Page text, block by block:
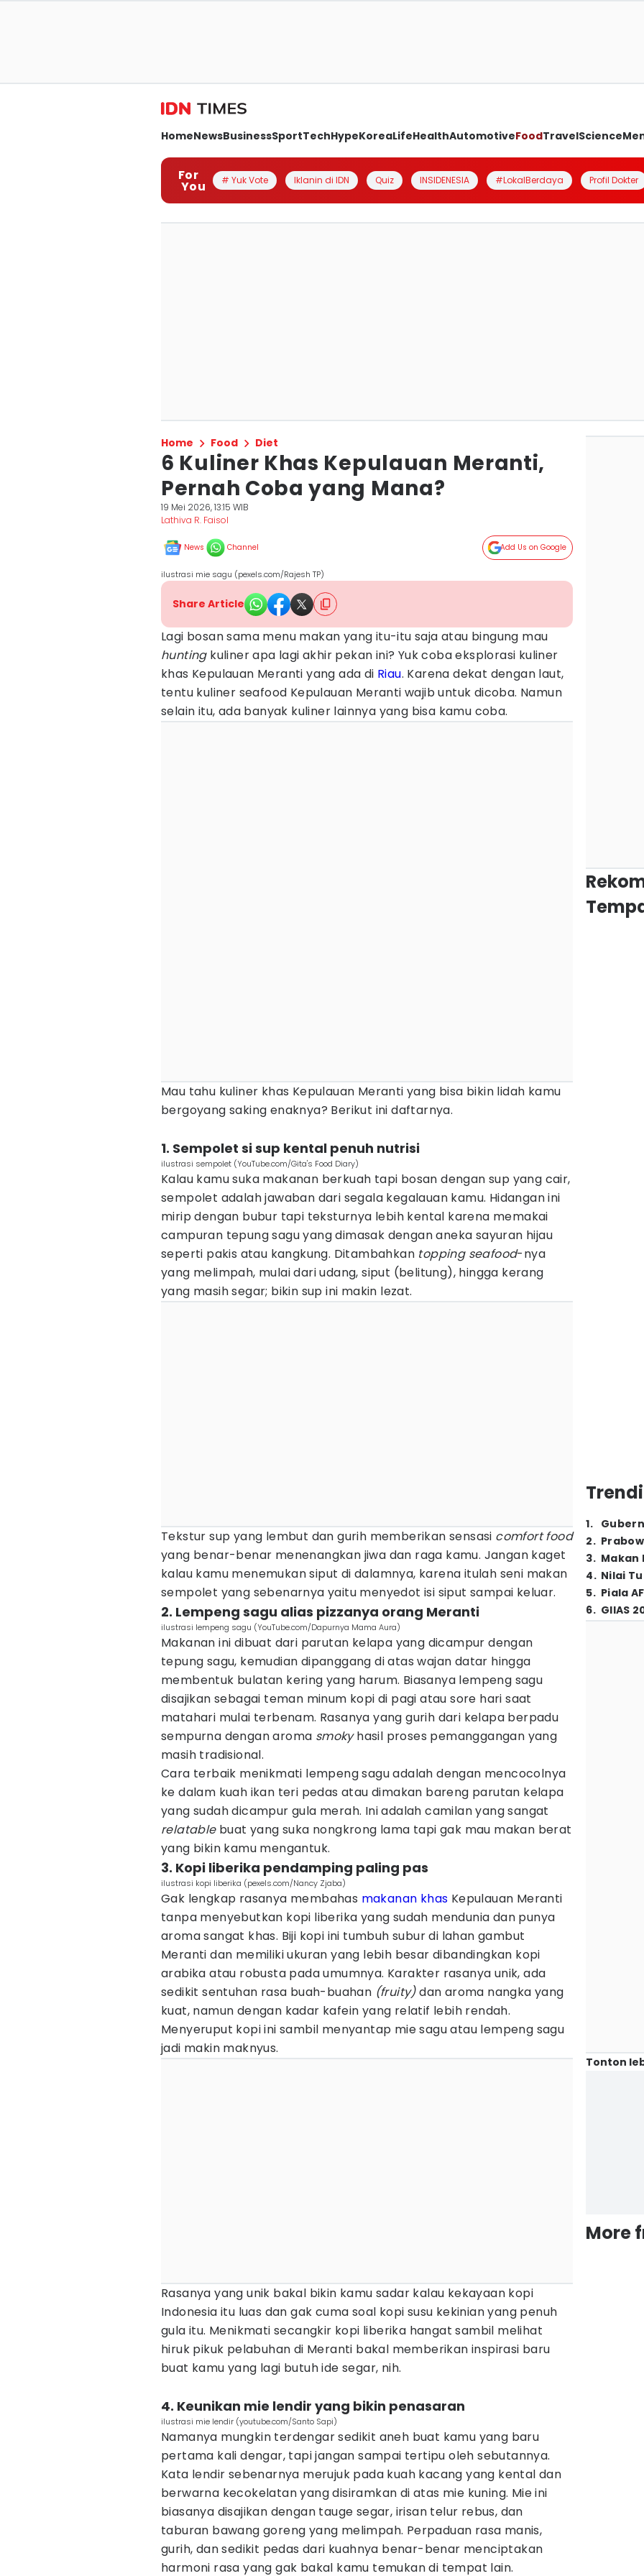
HomeNewsBusinessSportTechHypeKoreaLifeHealthAutomotiveFoodTravelScience
For
You # Yuk Vote Iklanin di IDN Quiz INSIDENESIA #LokalBerdaya Profil Dokter
Home Food Diet
6 Kuliner Khas Kepulauan Meranti,
Pernah Coba yang Mana?
19 Mei 2026, 13:15 WIB
Lathiva R. Faisol
News Channel Add Us on Google
ilustrasi mie sagu (pexels.com/Rajesh TP)
Share Article
Lagi bosan sama menu makan yang itu-itu saja atau bingung mau
huntingkuliner apa lagi akhir pekan ini? Yuk coba eksplorasi kuliner
khas Kepulauan Meranti yang ada di Riau. Karena dekat dengan laut,
tentu kuliner seafood Kepulauan Meranti wajib untuk dicoba. Namun
selain itu, ada banyak kuliner lainnya yang bisa kamu coba.
Mau tahu kuliner khas Kepulauan Meranti yang bisa bikin lidah kamu
bergoyang saking enaknya? Berikut ini daftarnya.
1. Sempolet si sup kental penuh nutrisi
ilustrasi sempolet (YouTube.com/Gita's Food Diary)
Kalau kamu suka makanan berkuah tapi bosan dengan sup yang cair,
sempolet adalah jawaban dari segala kegalauan kamu. Hidangan ini
mirip dengan bubur tapi teksturnya lebih kental karena memakai
campuran tepung sagu yang dimasak dengan aneka sayuran hijau
seperti pakis atau kangkung. Ditambahkan topping seafood-nya
yang melimpah, mulai dari udang, siput (belitung), hingga kerang
yang masih segar; bikin sup ini makin lezat.
Tekstur sup yang lembut dan gurih memberikan sensasi comfort food
yang benar-benar menenangkan jiwa dan raga kamu. Jangan kaget
kalau kamu menemukan siput di dalamnya, karena itulah seni makan
sempolet yang sebenarnya yaitu menyedot isi siput sampai keluar.
2. Lempeng sagu alias pizzanya orang Meranti
ilustrasi lempeng sagu (YouTube.com/Dapurnya Mama Aura)
Makanan ini dibuat dari parutan kelapa yang dicampur dengan
tepung sagu, kemudian dipanggang di atas wajan datar hingga
membentuk bulatan kering yang harum. Biasanya lempeng sagu
disajikan sebagai teman minum kopi di pagi atau sore hari saat
matahari mulai terbenam. Rasanya yang gurih dari kelapa berpadu
sempurna dengan aroma smokyhasil proses pemanggangan yang
masih tradisional.
Cara terbaik menikmati lempeng sagu adalah dengan mencocolnya
ke dalam kuah ikan teri pedas atau dimakan bareng parutan kelapa
yang sudah dicampur gula merah. Ini adalah camilan yang sangat
relatablebuat yang suka nongkrong lama tapi gak mau makan berat
yang bikin kamu mengantuk.
3. Kopi liberika pendamping paling pas
ilustrasi kopi liberika (pexels.com/Nancy Zjaba)
Gak lengkap rasanya membahas makanan khas Kepulauan Meranti
tanpa menyebutkan kopi liberika yang sudah mendunia dan punya
aroma sangat khas. Biji kopi ini tumbuh subur di lahan gambut
Meranti dan memiliki ukuran yang lebih besar dibandingkan kopi
arabika atau robusta pada umumnya. Karakter rasanya unik, ada
sedikit sentuhan rasa buah-buahan (fruity)dan aroma nangka yang
kuat, namun dengan kadar kafein yang relatif lebih rendah.
Menyeruput kopi ini sambil menyantap mie sagu atau lempeng sagu
jadi makin maknyus.
Rasanya yang unik bakal bikin kamu sadar kalau kekayaan kopi
Indonesia itu luas dan gak cuma soal kopi susu kekinian yang penuh
gula itu. Menikmati secangkir kopi liberika hangat sambil melihat
hiruk pikuk pelabuhan di Meranti bakal memberikan inspirasi baru
buat kamu yang lagi butuh ide segar, nih.
4. Keunikan mie lendir yang bikin penasaran
ilustrasi mie lendir (youtube.com/Santo Sapi)
Namanya mungkin terdengar sedikit aneh buat kamu yang baru
pertama kali dengar, tapi jangan sampai tertipu oleh sebutannya.
Kata lendir sebenarnya merujuk pada kuah kacang yang kental dan
berwarna kecokelatan yang disiramkan di atas mie kuning. Mie ini
biasanya disajikan dengan tauge segar, irisan telur rebus, dan
taburan bawang goreng yang melimpah. Perpaduan rasa manis,
gurih, dan sedikit pedas dari kuahnya benar-benar menciptakan
harmoni rasa yang gak bakal kamu temukan di tempat lain.
1.
2.
3. Makan
4. Nilai
5. Piala
6. GIIAS
Tonton
More